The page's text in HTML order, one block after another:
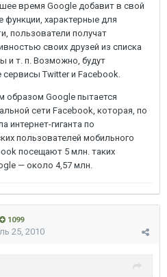
время Google добавит в свой
характерные для
пользователи получат
своих друзей из списка
и т. п. Возможно, будут
Twitter и Facebook.
образом Google пытается
сети Facebook, которая, по
интернет-гиганта по
пользователей мобильного
посещают 5 млн. таких
— около 4,57 млн.
1099
25, 2010